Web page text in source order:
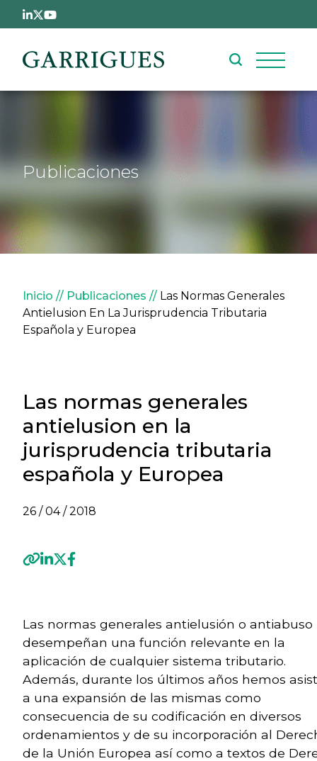
Pasar al contenido principal
Publicaciones
Sobrescribir enlaces de
Inicio Publicaciones
Las Normas Generales
Antielusion En La Jurisprudencia Tributaria
Española y Europea
Las normas generales
antielusion en la
jurisprudencia tributaria
española y Europea
26 / 04 / 2018
Las normas generales antielusión o antiabuso
desempeñan una función relevante en la
aplicación de cualquier sistema tributario.
Además, durante los últimos años hemos
a una expansión de las mismas como
consecuencia de su codificación en diversos
ordenamientos y de su incorporación al
de la Unión Europea así como a textos de